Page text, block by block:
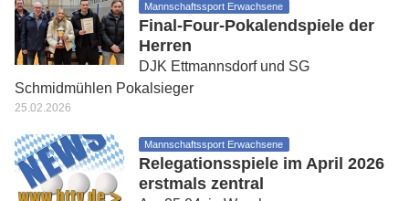
Mannschaftssport Erwachsene
Final-Four-Pokalendspiele der
Herren
DJK Ettmannsdorf und SG
Schmidmühlen Pokalsieger
25.02.2026
Mannschaftssport Erwachsene
Relegationsspiele im April 2026
erstmals zentral